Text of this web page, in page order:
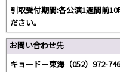
引取受付期間:各公演1週間前
ださい。
お問い合わせ先
キョードー東海（052）972-